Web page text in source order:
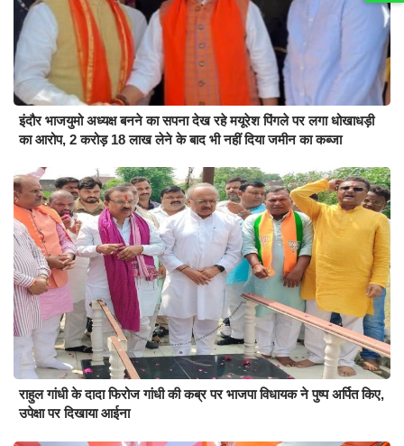
इंदौर भाजयुमो अध्यक्ष बनने का सपना देख रहे मयूरेश पिंगले पर लगा धोखाधड़ी
का आरोप, 2 करोड़ 18 लाख लेने के बाद भी नहीं दिया जमीन का कब्जा
राहुल गांधी के दादा फिरोज गांधी की कब्र पर भाजपा विधायक ने पुष्प अर्पित किए,
उपेक्षा पर दिखाया आईना